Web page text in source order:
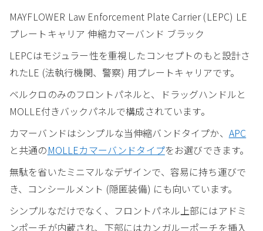
MAYFLOWER Law Enforcement Plate Carrier (LEPC) LE
プレートキャリア 伸縮カマーバンド ブラック
LEPCはモジュラー性を重視したコンセプトのもと設計さ
れたLE (法執行機関、警察) 用プレートキャリアです。
ベルクロのみのフロントパネルと、ドラッグハンドルと
MOLLE付きバックパネルで構成されています。
カマーバンドはシンプルな当伸縮バンドタイプか、 APC
と共通のMOLLEカマーバンドタイプをお選びできます。
無駄を省いたミニマルなデザインで、容易に持ち運びで
き、コンシールメント (隠匿装備) にも向いています。
シンプルなだけでなく、フロントパネル上部にはアドミ
ンポーチが内蔵され、下部にはカンガルーポーチを挿入